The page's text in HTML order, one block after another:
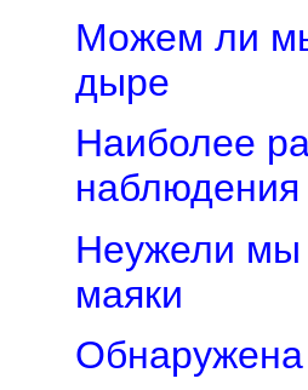
Можем ли мы
дыре
Наиболее
Неужели мы
маяки
Обнаружена